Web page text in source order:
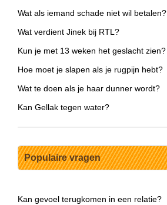
Wat als iemand schade niet wil betalen?
Wat verdient Jinek bij RTL?
Kun je met 13 weken het geslacht zien?
Hoe moet je slapen als je rugpijn hebt?
Wat te doen als je haar dunner wordt?
Kan Gellak tegen water?
Populaire vragen
Kan gevoel terugkomen in een relatie?